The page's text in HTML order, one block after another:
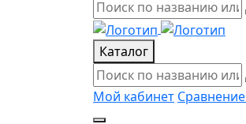
Каталог
Мой кабинет Сравнение